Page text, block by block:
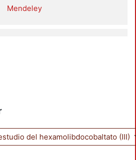
Mendeley
del hexamolibdocobaltato (III)